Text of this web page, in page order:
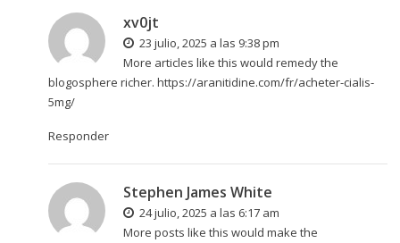
xv0jt
23 julio, 2025 a las 9:38 pm
More articles like this would remedy the
blogosphere richer. https://aranitidine.com/fr/acheter-cialis-
5mg/
Responder
Stephen James White
24 julio, 2025 a las 6:17 am
More posts like this would make the